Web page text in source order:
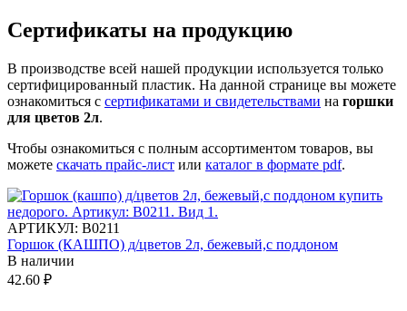
Сертификаты на продукцию
В производстве всей нашей продукции используется только
сертифицированный пластик. На данной странице вы можете
ознакомиться с сертификатами и свидетельствами на горшки
для цветов 2л.
Чтобы ознакомиться с полным ассортиментом товаров, вы
можете скачать прайс-лист или каталог в формате pdf.
АРТИКУЛ: В0211
Горшок (КАШПО) д/цветов 2л, бежевый,с поддоном
В наличии
42.60 ₽